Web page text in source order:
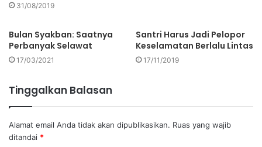
31/08/2019
Bulan Syakban: Saatnya
Perbanyak Selawat
17/03/2021
Santri Harus Jadi Pelopor
Keselamatan Berlalu Lintas
17/11/2019
Tinggalkan Balasan
Alamat email Anda tidak akan dipublikasikan. Ruas yang wajib
ditandai *